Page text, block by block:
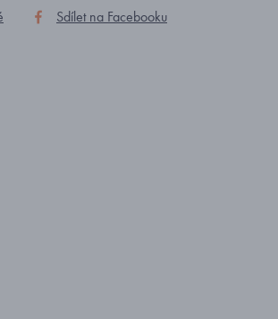
Sdílet na Facebooku